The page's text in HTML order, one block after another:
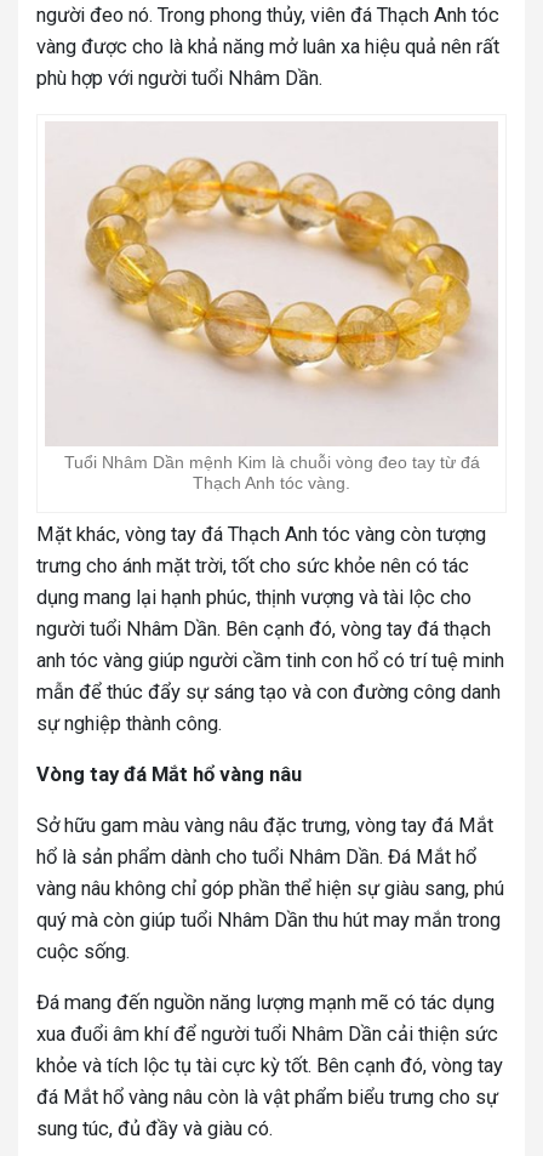
người đeo nó. Trong phong thủy, viên đá Thạch Anh tóc
vàng được cho là khả năng mở luân xa hiệu quả nên rất
phù hợp với người tuổi Nhâm Dần.
Tuổi Nhâm Dần mệnh Kim là chuỗi vòng đeo tay từ đá
Thạch Anh tóc vàng.
Mặt khác, vòng tay đá Thạch Anh tóc vàng còn tượng
trưng cho ánh mặt trời, tốt cho sức khỏe nên có tác
dụng mang lại hạnh phúc, thịnh vượng và tài lộc cho
người tuổi Nhâm Dần. Bên cạnh đó, vòng tay đá thạch
anh tóc vàng giúp người cầm tinh con hổ có trí tuệ minh
mẫn để thúc đẩy sự sáng tạo và con đường công danh
sự nghiệp thành công.
Vòng tay đá Mắt hổ vàng nâu
Sở hữu gam màu vàng nâu đặc trưng, vòng tay đá Mắt
hổ là sản phẩm dành cho tuổi Nhâm Dần. Đá Mắt hổ
vàng nâu không chỉ góp phần thể hiện sự giàu sang, phú
quý mà còn giúp tuổi Nhâm Dần thu hút may mắn trong
cuộc sống.
Đá mang đến nguồn năng lượng mạnh mẽ có tác dụng
xua đuổi âm khí để người tuổi Nhâm Dần cải thiện sức
khỏe và tích lộc tụ tài cực kỳ tốt. Bên cạnh đó, vòng tay
đá Mắt hổ vàng nâu còn là vật phẩm biểu trưng cho sự
sung túc, đủ đầy và giàu có.